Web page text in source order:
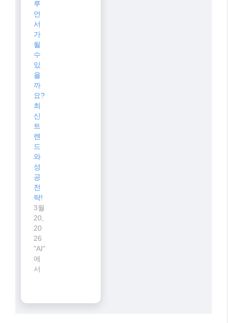
루
언
서
가
될
수
있
을
까
요?
최
신
트
렌
드
와
성
공
전
략!
3월
20,
20
26
"AI"
에
서